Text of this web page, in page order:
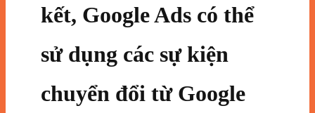
kết, Google Ads có thể
sử dụng các sự kiện
chuyển đổi từ Google